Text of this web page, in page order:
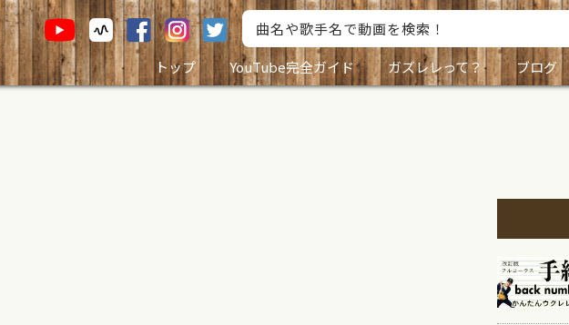
トップ
YouTube完全ガイド ガズレレって？ ブログ